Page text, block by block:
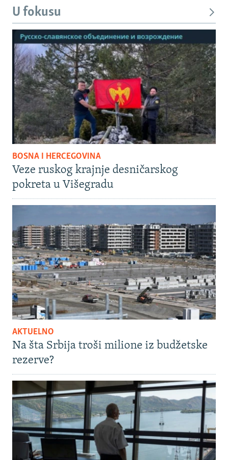
U fokusu
BOSNA I HERCEGOVINA
Veze ruskog krajnje desničarskog
pokreta u Višegradu
AKTUELNO
Na šta Srbija troši milione iz budžetske
rezerve?